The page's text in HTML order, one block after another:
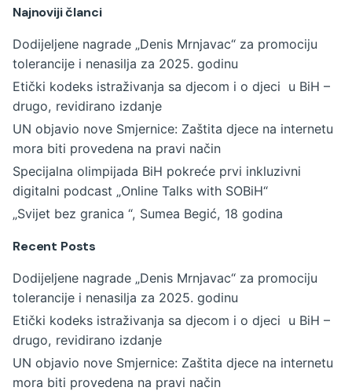
Najnoviji članci
Dodijeljene nagrade „Denis Mrnjavac“ za promociju
tolerancije i nenasilja za 2025. godinu
Etički kodeks istraživanja sa djecom i o djeci u BiH –
drugo, revidirano izdanje
UN objavio nove Smjernice: Zaštita djece na internetu
mora biti provedena na pravi način
Specijalna olimpijada BiH pokreće prvi inkluzivni
digitalni podcast „Online Talks with SOBiH“
„Svijet bez granica “, Sumea Begić, 18 godina
Recent Posts
Dodijeljene nagrade „Denis Mrnjavac“ za promociju
tolerancije i nenasilja za 2025. godinu
Etički kodeks istraživanja sa djecom i o djeci u BiH –
drugo, revidirano izdanje
UN objavio nove Smjernice: Zaštita djece na internetu
mora biti provedena na pravi način